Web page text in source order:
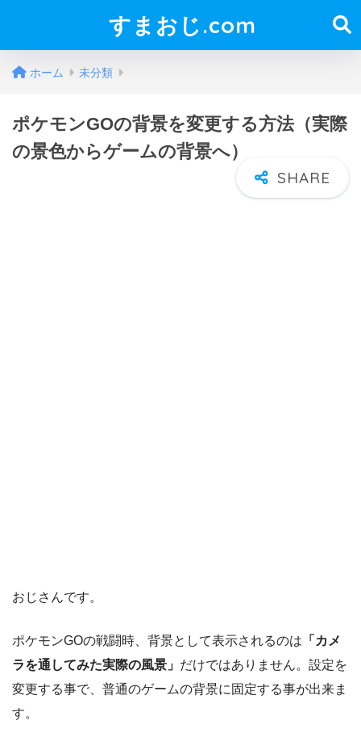
すまおじ.com
ホーム 未分類
ポケモンGOの背景を変更する方法（実際
の景色からゲームの背景へ）
おじさんです。
ポケモンGOの戦闘時、背景として表示されるのは 「カメ
ラを通してみた実際の風景」 だけではありません。設定を
変更する事で、普通のゲームの背景に固定する事が出来ま
す。